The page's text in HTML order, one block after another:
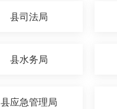
县司法局
县水务局
县应急管理局